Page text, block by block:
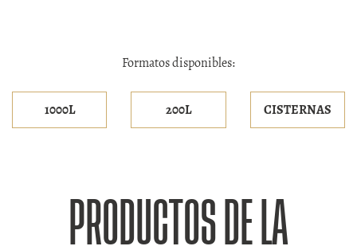
Formatos disponibles:
1000L 200L CISTERNAS
PRODUCTOS DE LA